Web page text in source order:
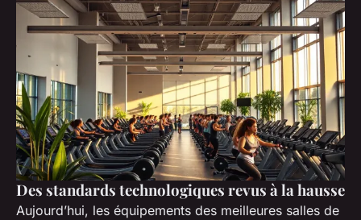
Des standards technologiques revus à la hausse
Aujourd’hui, les équipements des meilleures salles de